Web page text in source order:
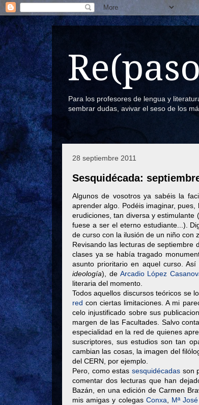
Para los profesores de lengua y
sembrar dudas, avivar el seso de los
28 septiembre 2011
Sesquidécada:
Algunos de vosotros ya sabéis la
aprender algo. Podéis imaginar,
erudiciones, tan diversa y
fuese a ser el eterno estudiante...).
de curso con la ilusión de un niño con
Revisando las lecturas de septiembre
clases ya se había tragado
asunto prioritario en aquel curso.
ideología), de Arcadio López
literaria del momento.
Todos aquellos discursos teóricos se
red con ciertas limitaciones. A mi
celo injustificado sobre sus
margen de las Facultades. Salvo
especialidad en la red de quienes
suscriptores, sus estudios son tan
cambian las cosas, la imagen del
del CERN, por ejemplo.
Pero, como estas sesquidécadasson
comentar dos lecturas que han
Bazán, en una edición de Carmen
mis amigas y colegas Conxa Mª José